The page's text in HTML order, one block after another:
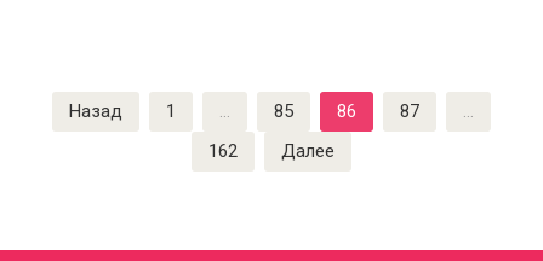
Пагинация
записей
Назад 1 … 85 86 87
…
162
Далее